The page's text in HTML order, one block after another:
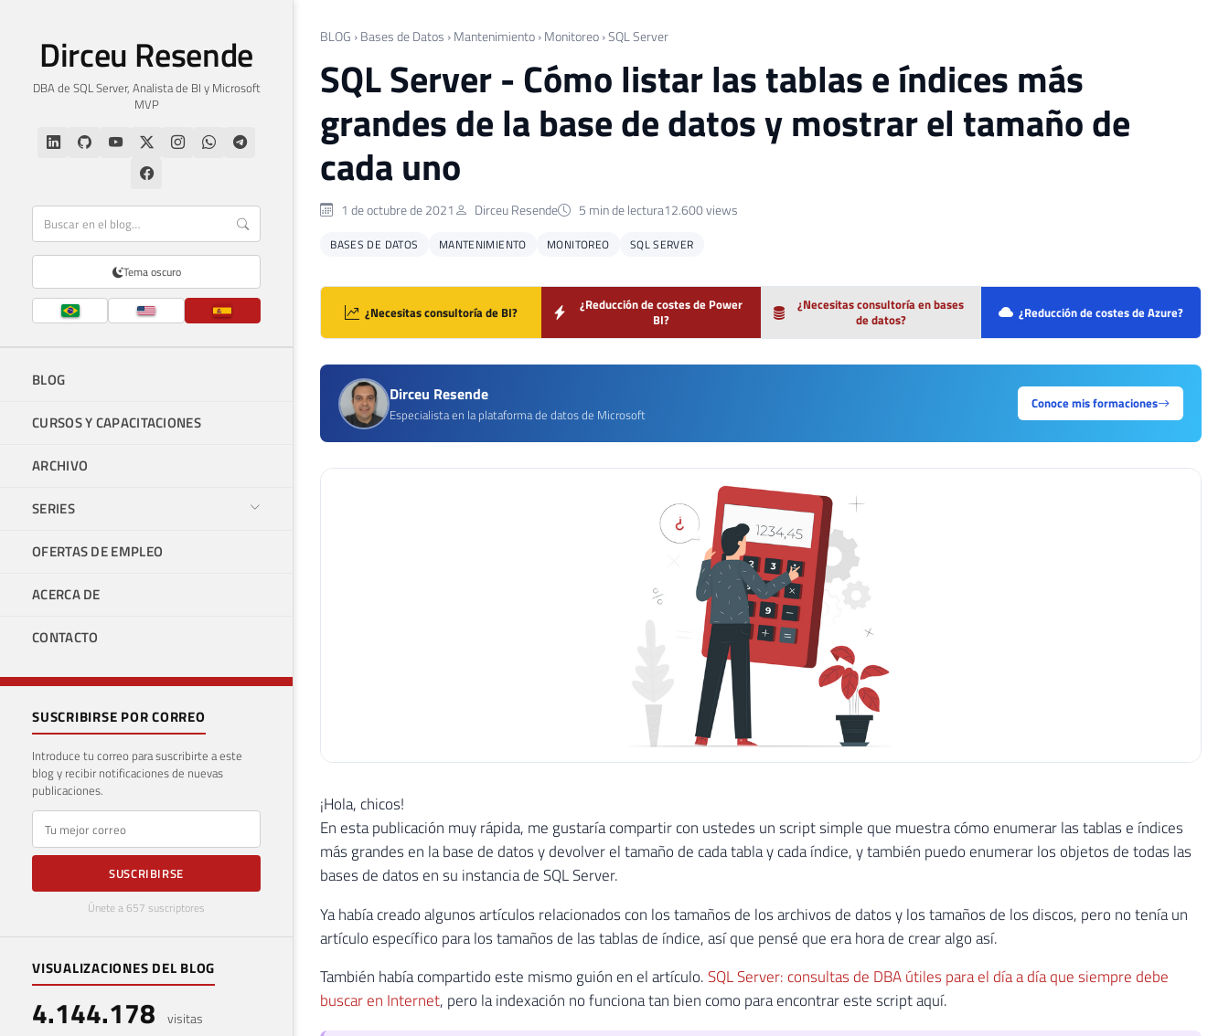
Dirceu Resende
DBA de SQL Server, Analista de BI y Microsoft
MVP
Tema oscuro
BLOG
CURSOS Y CAPACITACIONES
ARCHIVO
SERIES
OFERTAS DE EMPLEO
ACERCA DE
CONTACTO
SUSCRIBIRSE POR CORREO
Introduce tu correo para suscribirte a este
blog y recibir notificaciones de nuevas
publicaciones.
E-mail
SUSCRIBIRSE
Únete a 657 suscriptores
VISUALIZACIONES DEL BLOG
4.144.178 visitas
BLOG › Bases de Datos › Mantenimiento › Monitoreo ›SQL Server
SQL Server - Cómo listar las tablas e índices más
grandes de la base de datos y mostrar el tamaño de
cada uno
1 de octubre de 2021 Dirceu Resende 5 min de lectura12.600 views
BASES DE DATOS MANTENIMIENTO MONITOREO SQL SERVER
¿Necesitas consultoría de BI?
¿Reducción de costes de Power
BI?
¿Necesitas consultoría en bases
de datos?
¿Reducción de costes de Azure?
Dirceu Resende
Especialista en la plataforma de datos de Microsoft
Conoce mis formaciones
¡Hola, chicos!
En esta publicación muy rápida, me gustaría compartir con ustedes un script simple que muestra cómo enumerar las tablas e índices
más grandes en la base de datos y devolver el tamaño de cada tabla y cada índice, y también puedo enumerar los objetos de todas las
bases de datos en su instancia de SQL Server.
Ya había creado algunos artículos relacionados con los tamaños de los archivos de datos y los tamaños de los discos, pero no tenía un
artículo específico para los tamaños de las tablas de índice, así que pensé que era hora de crear algo así.
También había compartido este mismo guión en el artículo.SQL Server: consultas de DBA útiles para el día a día que siempre debe
buscar en Internet, pero la indexación no funciona tan bien como para encontrar este script aquí.